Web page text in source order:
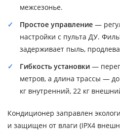
межсезонье.
Простое управление —
настройки с пульта ДУ.
задерживает пыль,
Гибкость установки —
метров, а длина трассы —
кг внутренний, 22 кг
Кондиционер заправлен
и защищен от влаги (IPX4